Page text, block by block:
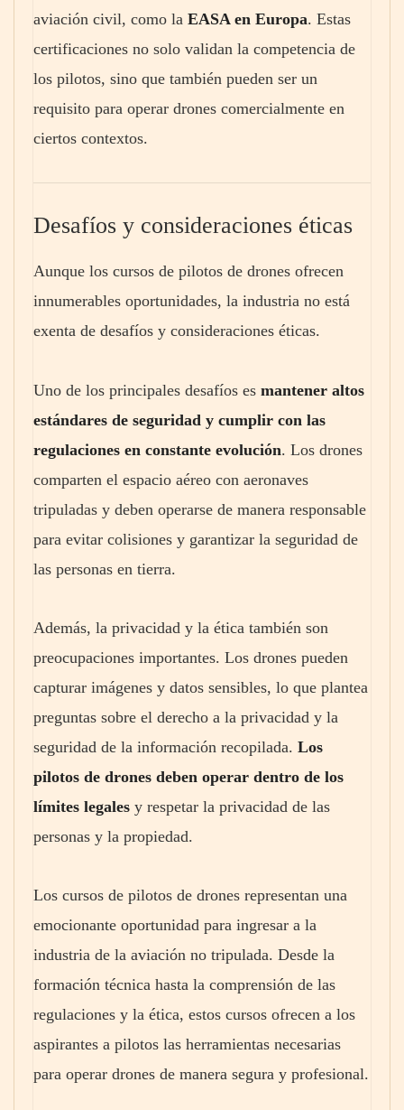
aviación civil, como la EASA en Europa. Estas
certificaciones no solo validan la competencia de
los pilotos, sino que también pueden ser un
requisito para operar drones comercialmente en
ciertos contextos.
Desafíos y consideraciones éticas
Aunque los cursos de pilotos de drones ofrecen
innumerables oportunidades, la industria no está
exenta de desafíos y consideraciones éticas.
Uno de los principales desafíos es mantener altos
estándares de seguridad y cumplir con las
regulaciones en constante evolución. Los drones
comparten el espacio aéreo con aeronaves
tripuladas y deben operarse de manera responsable
para evitar colisiones y garantizar la seguridad de
las personas en tierra.
Además, la privacidad y la ética también son
preocupaciones importantes. Los drones pueden
capturar imágenes y datos sensibles, lo que plantea
preguntas sobre el derecho a la privacidad y la
seguridad de la información recopilada. Los
pilotos de drones deben operar dentro de los
límites legales y respetar la privacidad de las
personas y la propiedad.
Los cursos de pilotos de drones representan una
emocionante oportunidad para ingresar a la
industria de la aviación no tripulada. Desde la
formación técnica hasta la comprensión de las
regulaciones y la ética, estos cursos ofrecen a los
aspirantes a pilotos las herramientas necesarias
para operar drones de manera segura y profesional.